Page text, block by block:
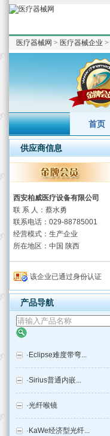
医疗器械网 > 医疗器械企业 >
首页
供应商信息
西安柏威医疗设备有限公司
联 系 人：蔡水勇
联系电话：029-88785001
经营模式：生产企业
所在地区：中国 陕西
该企业已通过身份认证
产品导航
· Eclipse难度带弯...
·Sirius普通内嵌...
·光纤喉镜
· KaWe经济型光纤...